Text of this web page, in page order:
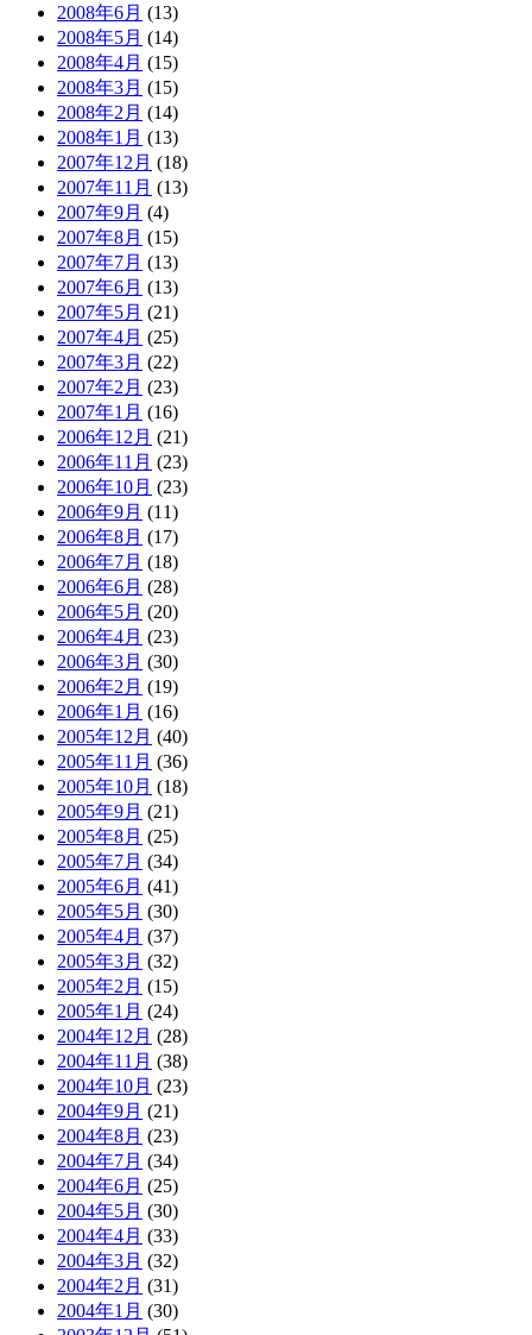
2008年6月 (13)
2008年5月 (14)
2008年4月 (15)
2008年3月 (15)
2008年2月 (14)
2008年1月 (13)
2007年12月 (18)
2007年11月 (13)
2007年9月 (4)
2007年8月 (15)
2007年7月 (13)
2007年6月 (13)
2007年5月 (21)
2007年4月 (25)
2007年3月 (22)
2007年2月 (23)
2007年1月 (16)
2006年12月 (21)
2006年11月 (23)
2006年10月 (23)
2006年9月 (11)
2006年8月 (17)
2006年7月 (18)
2006年6月 (28)
2006年5月 (20)
2006年4月 (23)
2006年3月 (30)
2006年2月 (19)
2006年1月 (16)
2005年12月 (40)
2005年11月 (36)
2005年10月 (18)
2005年9月 (21)
2005年8月 (25)
2005年7月 (34)
2005年6月 (41)
2005年5月 (30)
2005年4月 (37)
2005年3月 (32)
2005年2月 (15)
2005年1月 (24)
2004年12月 (28)
2004年11月 (38)
2004年10月 (23)
2004年9月 (21)
2004年8月 (23)
2004年7月 (34)
2004年6月 (25)
2004年5月 (30)
2004年4月 (33)
2004年3月 (32)
2004年2月 (31)
2004年1月 (30)